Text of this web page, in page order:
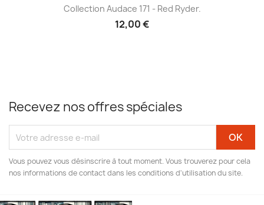
Collection Audace 171 - Red Ryder.
12,00 €
Recevez nos offres spéciales
Vous pouvez vous désinscrire à tout moment. Vous trouverez pour cela
nos informations de contact dans les conditions d'utilisation du site.